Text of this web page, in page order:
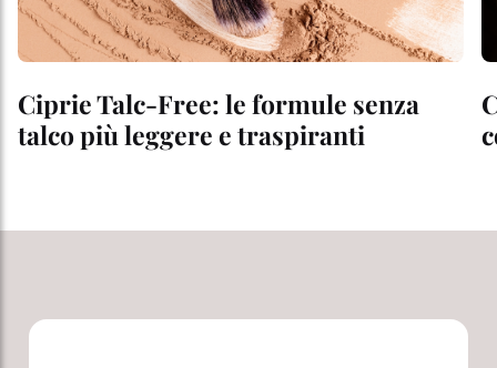
Ciprie Talc-Free: le formule senza
talco più leggere e traspiranti